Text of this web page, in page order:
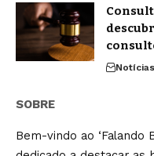
Notícias
SOBRE
Bem-vindo ao ‘Falando